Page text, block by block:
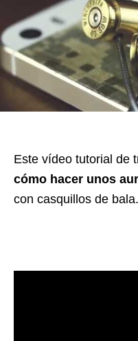
Este vídeo tutorial de
cómo hacer unos
con casquillos de bala.